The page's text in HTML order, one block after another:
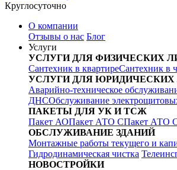
Круглосуточно
О компании
Отзывы о нас Блог
Услуги
УСЛУГИ ДЛЯ ФИЗИЧЕСКИХ
Сантехник в квартиреСантехник в
УСЛУГИ ДЛЯ ЮРИДИЧЕСКИХ
Аварийно-техническое
ДНСОбслуживание
ПАКЕТЫ ДЛЯ УК И ТСЖ
Пакет АОПакет АТО СПакет АТО
ОБСЛУЖИВАНИЕ ЗДАНИЙ
Монтажные работы текущего и
Гидродинамическая чистка
НОВОСТРОЙКИ